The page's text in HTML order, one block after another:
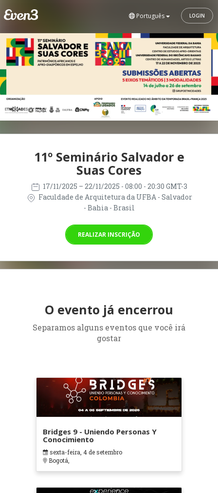
Português LOGIN
11º Seminário Salvador e
Suas Cores
17/11/2025 – 22/11/2025 - 08:00 - 20:30 GMT-3
Faculdade de Arquitetura da UFBA - Salvador
- Bahia - Brasil
REALIZAR INSCRIÇÃO
O evento já encerrou
Separamos alguns eventos que você irá
gostar
Bridges 9 - Uniendo Personas Y
Conocimiento
sexta-feira, 4 de setembro
Bogotá,